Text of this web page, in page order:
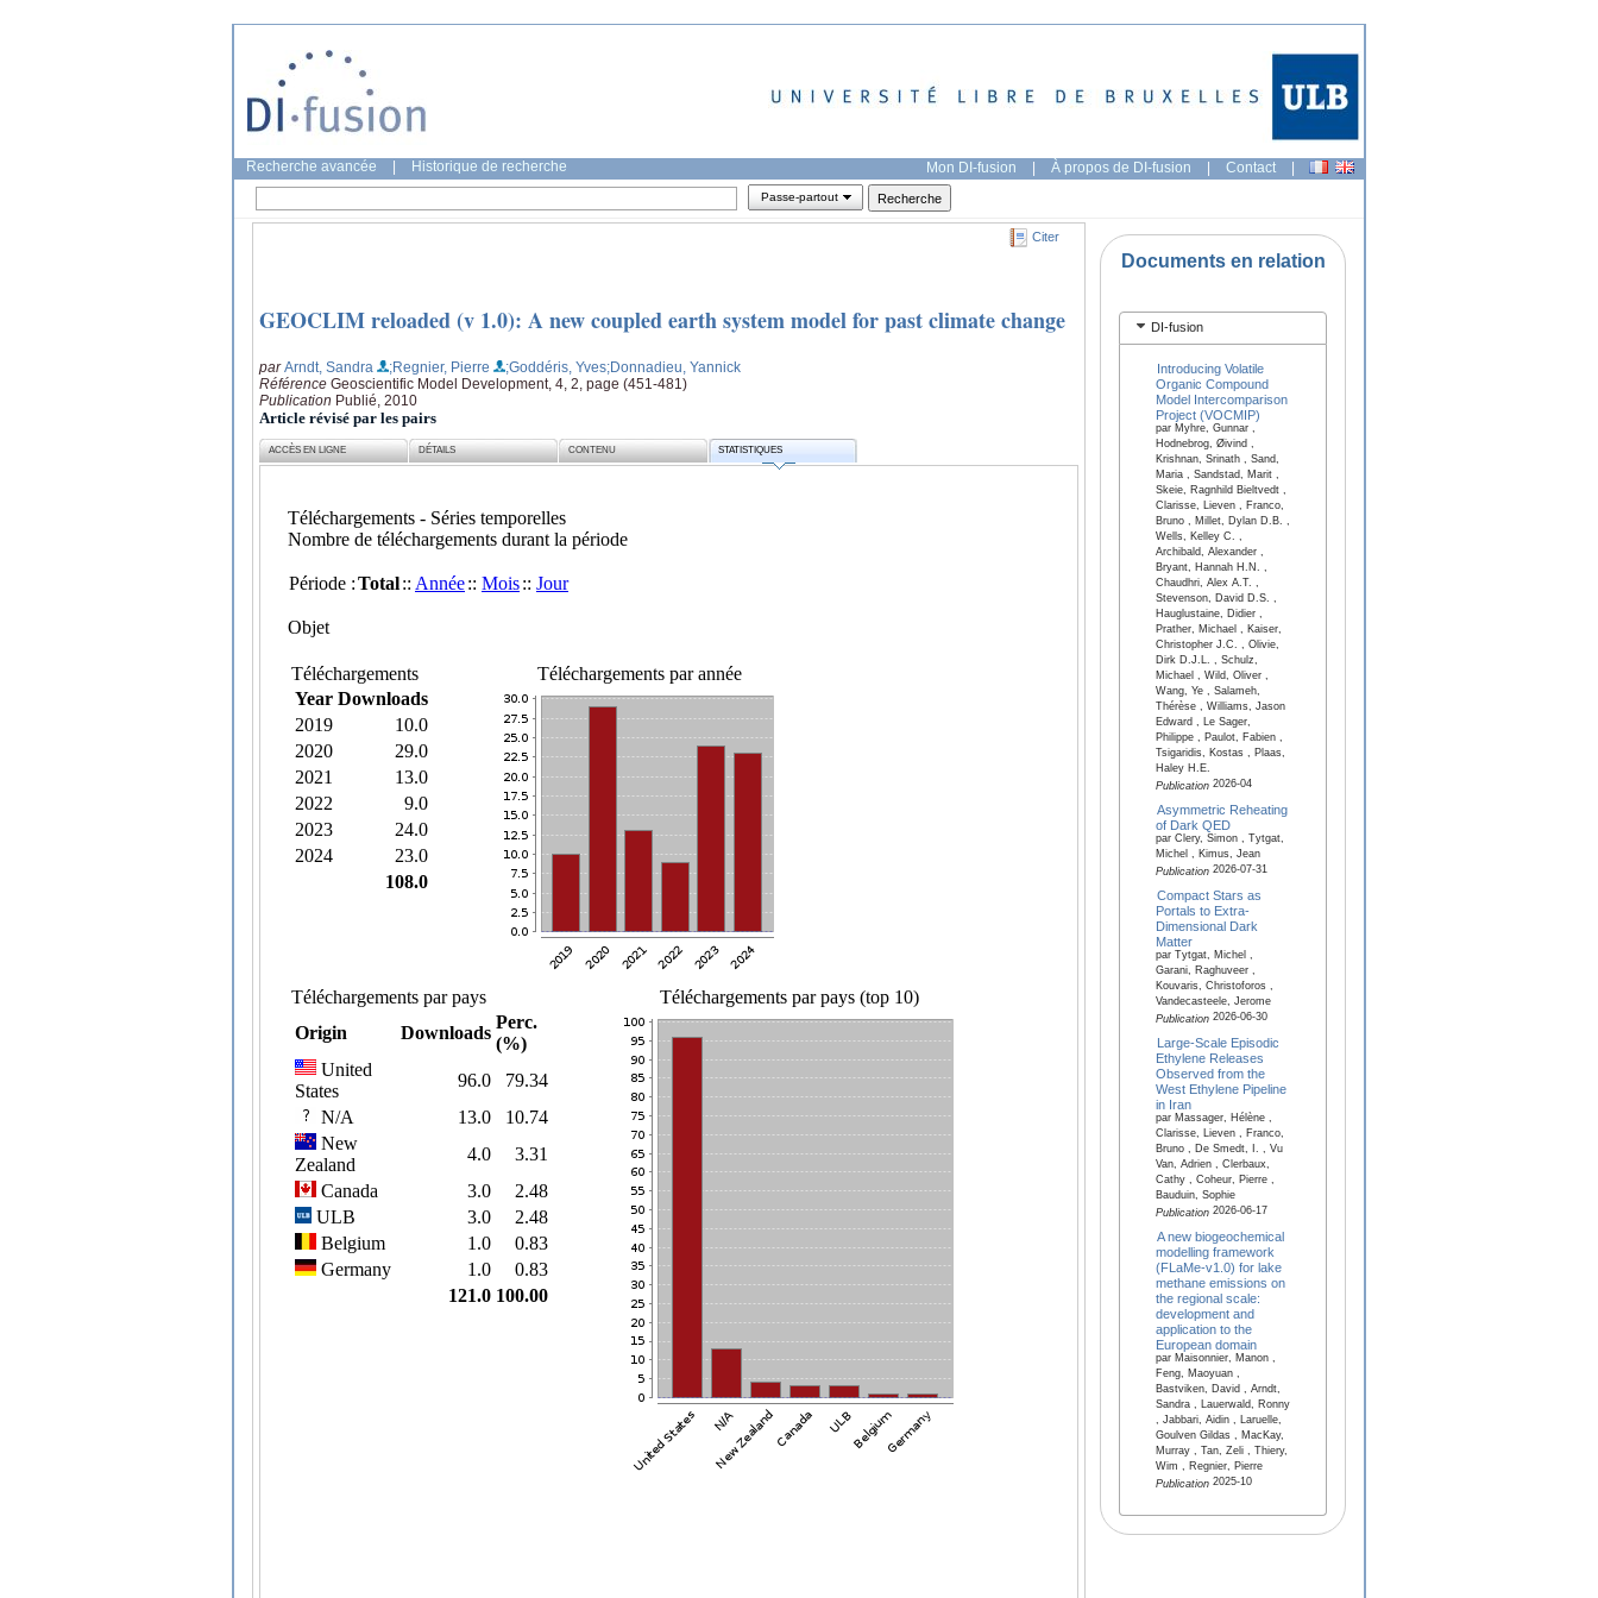
Recherche avancée Historique de recherche Mon DI-fusion | À propos de DI-fusion | Contact |
Passe-partout
Citer
GEOCLIM reloaded (v 1.0): A new coupled earth system model for past climate change
parArndt, Sandra ;Regnier, Pierre ;Goddéris, Yves;Donnadieu, Yannick
Référence Geoscientific Model Development, 4, 2, page (451-481)
Publication Publié, 2010
Article révisé par les pairs
ACCÈS EN LIGNE DÉTAILS CONTENU STATISTIQUES
Documents en relation
DI-fusion
Introducing Volatile
Organic Compound
Model Intercomparison
Project (VOCMIP)
par Myhre, Gunnar ,
Hodnebrog, Øivind ,
Krishnan, Srinath , Sand,
Maria , Sandstad, Marit ,
Skeie, Ragnhild Bieltvedt ,
Clarisse, Lieven , Franco,
Bruno , Millet, Dylan D.B. ,
Wells, Kelley C. ,
Archibald, Alexander ,
Bryant, Hannah H.N. ,
Chaudhri, Alex A.T. ,
Stevenson, David D.S. ,
Hauglustaine, Didier ,
Prather, Michael , Kaiser,
Christopher J.C. , Olivie,
Dirk D.J.L. , Schulz,
Michael , Wild, Oliver ,
Wang, Ye , Salameh,
Thérèse , Williams, Jason
Edward , Le Sager,
Philippe , Paulot, Fabien ,
Tsigaridis, Kostas , Plaas,
Haley H.E.
Publication2026-04
Asymmetric Reheating
of Dark QED
par Clery, Simon , Tytgat,
Michel , Kimus, Jean
Publication2026-07-31
Compact Stars as
Portals to Extra-
Dimensional Dark
Matter
par Tytgat, Michel ,
Garani, Raghuveer ,
Kouvaris, Christoforos ,
Vandecasteele, Jerome
Publication2026-06-30
Large-Scale Episodic
Ethylene Releases
Observed from the
West Ethylene Pipeline
in Iran
par Massager, Hélène ,
Clarisse, Lieven , Franco,
Bruno , De Smedt, I. , Vu
Van, Adrien , Clerbaux,
Cathy , Coheur, Pierre ,
Bauduin, Sophie
Publication2026-06-17
A new biogeochemical
modelling framework
(FLaMe-v1.0) for lake
methane emissions on
the regional scale:
development and
application to the
European domain
par Maisonnier, Manon ,
Feng, Maoyuan ,
Bastviken, David , Arndt,
Sandra , Lauerwald, Ronny
, Jabbari, Aidin , Laruelle,
Goulven Gildas , MacKay,
Murray , Tan, Zeli , Thiery,
Wim , Regnier, Pierre
Publication2025-10